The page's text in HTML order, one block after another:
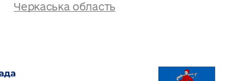
Черкаська область